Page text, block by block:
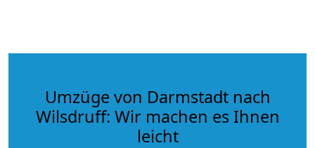
Umzüge von Darmstadt nach
Wilsdruff: Wir machen es Ihnen
leicht